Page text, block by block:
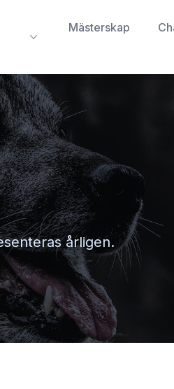
Mästerskap
årligen.